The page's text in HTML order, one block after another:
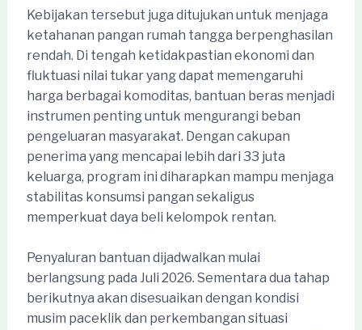
Kebijakan tersebut juga ditujukan untuk menjaga
ketahanan pangan rumah tangga berpenghasilan
rendah. Di tengah ketidakpastian ekonomi dan
fluktuasi nilai tukar yang dapat memengaruhi
harga berbagai komoditas, bantuan beras menjadi
instrumen penting untuk mengurangi beban
pengeluaran masyarakat. Dengan cakupan
penerima yang mencapai lebih dari 33 juta
keluarga, program ini diharapkan mampu menjaga
stabilitas konsumsi pangan sekaligus
memperkuat daya beli kelompok rentan.
Penyaluran bantuan dijadwalkan mulai
berlangsung pada Juli 2026. Sementara dua tahap
berikutnya akan disesuaikan dengan kondisi
musim paceklik dan perkembangan situasi